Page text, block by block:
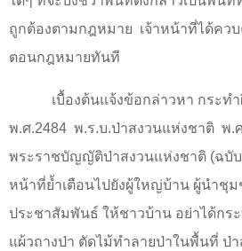
ถูกต้องตามกฎหมาย เจ้าหน้าที่ได้คว
ตอนกฎหมายทันที
เบื้องต้นแจ้งข้อกล่าวหา กระท
พ.ศ.2484 พ.ร.บ.ป่าสงวนแห่งชาติ พ.
พระราชบัญญัติป่าสงวนแห่งชาติ (ฉบั
หน้าที่ย้ำเตือนไปยังผู้ใหญ่บ้าน ผู้นำชุ
ประชาสัมพันธ์ ให้ชาวบ้าน อย่าได้กร
แผ้วถางป่า ตัดไม้ทำลายป่าในพื้นที่ ป่